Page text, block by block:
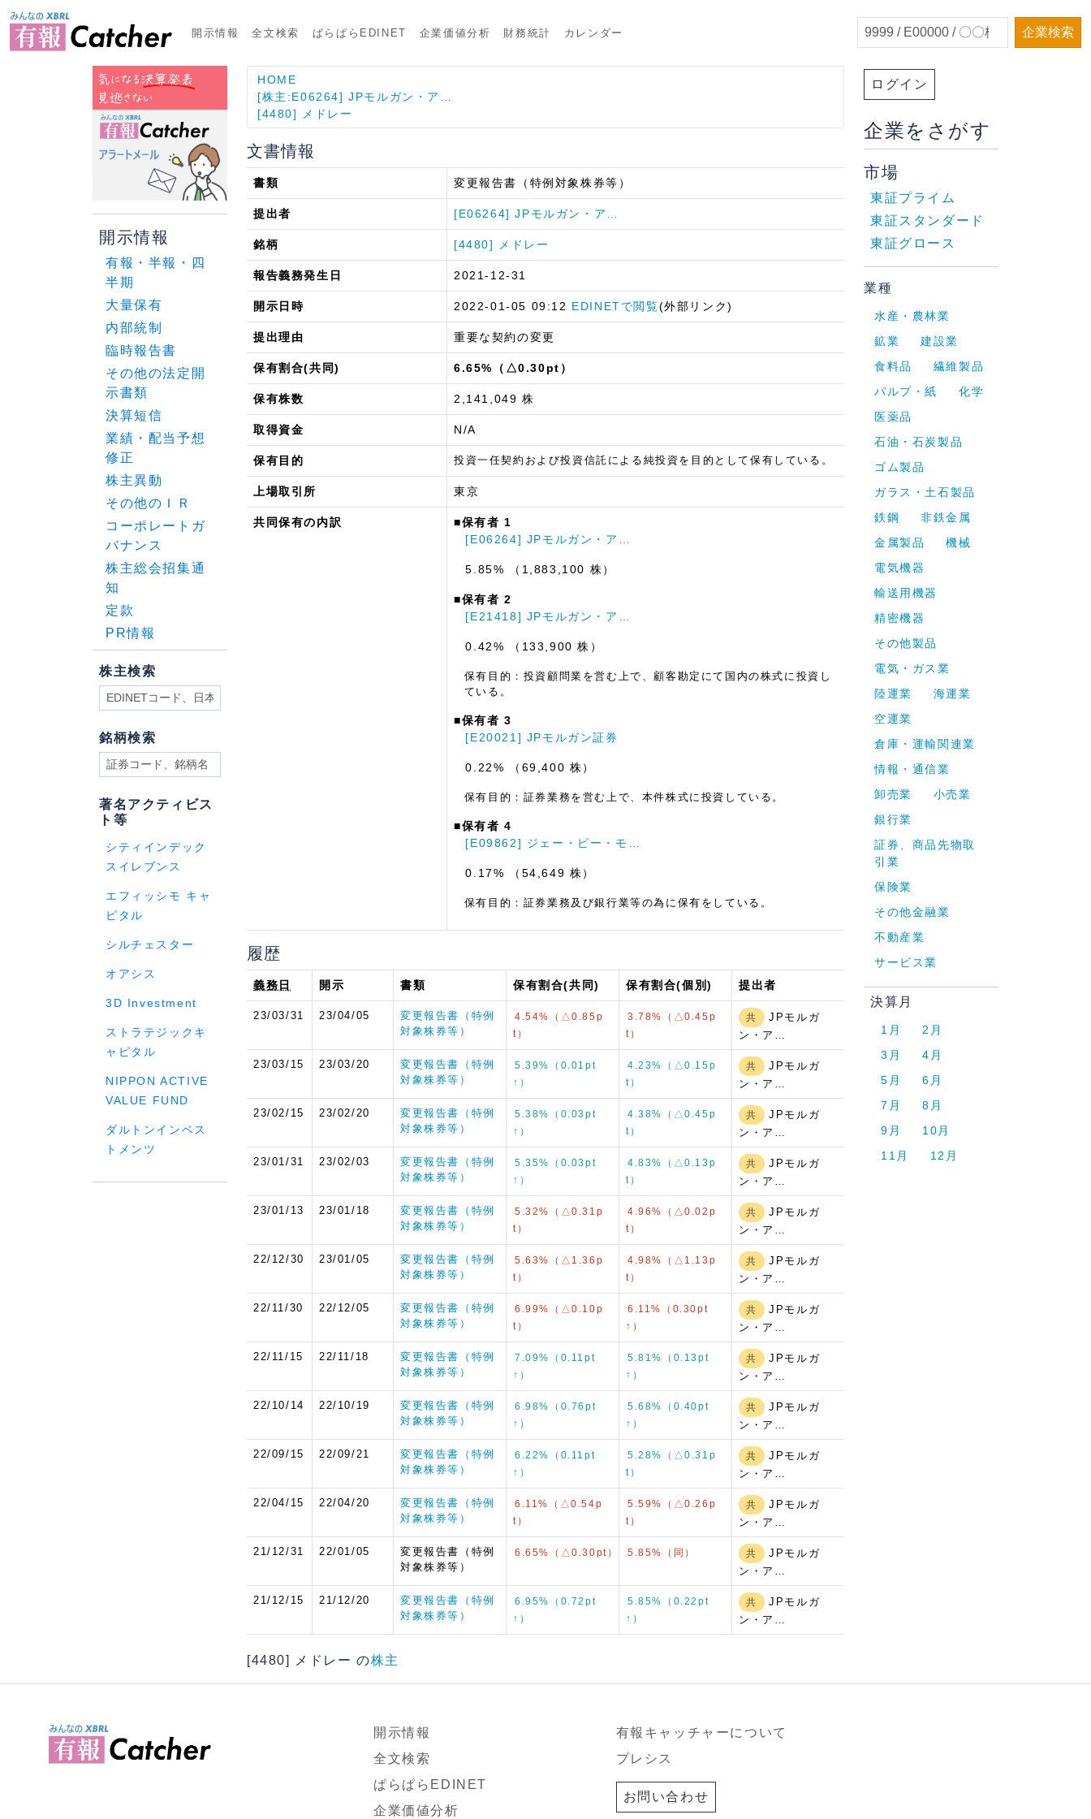
開示情報 全文検索 ぱらぱらEDINET 企業価値分析 財務統計 カレンダー 企業検索
開示情報
有報・半報・四
半期
大量保有
内部統制
臨時報告書
その他の法定開
示書類
決算短信
業績・配当予想
修正
株主異動
その他のＩＲ
コーポレートガ
バナンス
株主総会招集通
知
定款
PR情報
株主検索
銘柄検索
著名アクティビス
ト等
シティインデック
スイレブンス
エフィッシモ キャ
ピタル
シルチェスター
オアシス
3D Investment
ストラテジックキ
ャピタル
NIPPON ACTIVE
VALUE FUND
ダルトンインベス
トメンツ
HOME
[株主:E06264] JPモルガン・ア…
[4480] メドレー
文書情報
書類 変更報告書（特例対象株券等）
提出者 [E06264] JPモルガン・ア…
銘柄 [4480] メドレー
報告義務発生日 2021-12-31
開示日時 2022-01-05 09:12 EDINETで閲覧(外部リンク)
提出理由 重要な契約の変更
保有割合(共同) 6.65%（△0.30pt）
保有株数 2,141,049 株
取得資金 N/A
保有目的 投資一任契約および投資信託による純投資を目的として保有している。
上場取引所 東京
共同保有の内訳
■保有者 1
[E06264] JPモルガン・ア…
5.85% （1,883,100 株）
■保有者 2
[E21418] JPモルガン・ア…
0.42% （133,900 株）
保有目的：投資顧問業を営む上で、顧客勘定にて国内の株式に投資し
ている。
■保有者 3
[E20021] JPモルガン証券
0.22% （69,400 株）
保有目的：証券業務を営む上で、本件株式に投資している。
■保有者 4
[E09862] ジェー・ピー・モ…
0.17% （54,649 株）
保有目的：証券業務及び銀行業等の為に保有をしている。
履歴
義務日 開示 書類 保有割合(共同) 保有割合(個別) 提出者
23/03/31 23/04/05
変更報告書（特例
対象株券等）
4.54%（△0.85p
t）
3.78%（△0.45p
t）
共
JPモルガ
ン・ア…
23/03/15 23/03/20
変更報告書（特例
対象株券等）
5.39%（0.01pt
↑）
4.23%（△0.15p
t）
共
JPモルガ
ン・ア…
23/02/15 23/02/20
変更報告書（特例
対象株券等）
5.38%（0.03pt
↑）
4.38%（△0.45p
t）
共
JPモルガ
ン・ア…
23/01/31 23/02/03
変更報告書（特例
対象株券等）
5.35%（0.03pt
↑）
4.83%（△0.13p
t）
共
JPモルガ
ン・ア…
23/01/13 23/01/18
変更報告書（特例
対象株券等）
5.32%（△0.31p
t）
4.96%（△0.02p
t）
共
JPモルガ
ン・ア…
22/12/30 23/01/05
変更報告書（特例
対象株券等）
5.63%（△1.36p
t）
4.98%（△1.13p
t）
共
JPモルガ
ン・ア…
22/11/30 22/12/05
変更報告書（特例
対象株券等）
6.99%（△0.10p
t）
6.11%（0.30pt
↑）
共
JPモルガ
ン・ア…
22/11/15 22/11/18
変更報告書（特例
対象株券等）
7.09%（0.11pt
↑）
5.81%（0.13pt
↑）
共
JPモルガ
ン・ア…
22/10/14 22/10/19
変更報告書（特例
対象株券等）
6.98%（0.76pt
↑）
5.68%（0.40pt
↑）
共
JPモルガ
ン・ア…
22/09/15 22/09/21
変更報告書（特例
対象株券等）
6.22%（0.11pt
↑）
5.28%（△0.31p
t）
共
JPモルガ
ン・ア…
22/04/15 22/04/20
変更報告書（特例
対象株券等）
6.11%（△0.54p
t）
5.59%（△0.26p
t）
共
JPモルガ
ン・ア…
21/12/31 22/01/05
変更報告書（特例
対象株券等）
6.65%（△0.30pt） 5.85%（同） 共
JPモルガ
ン・ア…
21/12/15 21/12/20
変更報告書（特例
対象株券等）
6.95%（0.72pt
↑）
5.85%（0.22pt
↑）
共
JPモルガ
ン・ア…
[4480] メドレー の株主
ログイン
企業をさがす
市場
東証プライム
東証スタンダード
東証グロース
業種
水産・農林業
鉱業
建設業
食料品
繊維製品
パルプ・紙
化学
医薬品
石油・石炭製品
ゴム製品
ガラス・土石製品
鉄鋼
非鉄金属
金属製品
機械
電気機器
輸送用機器
精密機器
その他製品
電気・ガス業
陸運業
海運業
空運業
倉庫・運輸関連業
情報・通信業
卸売業
小売業
銀行業
証券、商品先物取
引業
保険業
その他金融業
不動産業
サービス業
決算月
1月
2月
3月
4月
5月
6月
7月
8月
9月
10月
11月
12月
開示情報
全文検索
ぱらぱらEDINET
企業価値分析
有報キャッチャーについて
プレシス
お問い合わせ